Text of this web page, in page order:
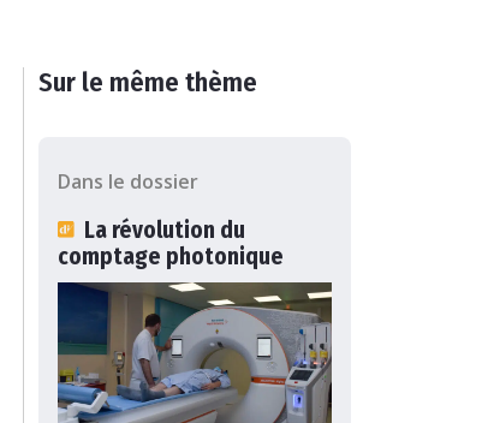
Sur le même thème
Dans le dossier
La révolution du
comptage photonique